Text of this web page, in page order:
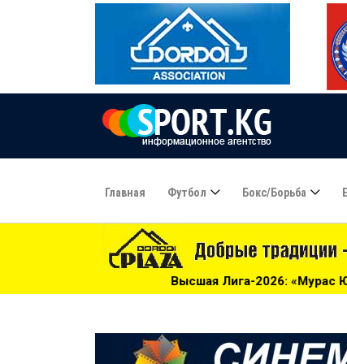
Главная Футбол Бокс/борьба
Лига-2026: «Мурас Юнайтед» догоняет «Алгу» -